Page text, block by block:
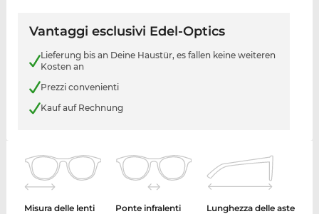
Vantaggi esclusivi Edel-Optics
Lieferung bis an Deine Haustür, es fallen keine weiteren
Kosten an
Prezzi convenienti
Kauf auf Rechnung
Misura delle lenti
Ponte infralenti
Lunghezza delle aste